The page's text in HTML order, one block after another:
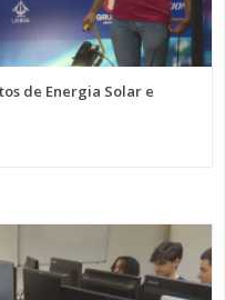
de Energia Solar e